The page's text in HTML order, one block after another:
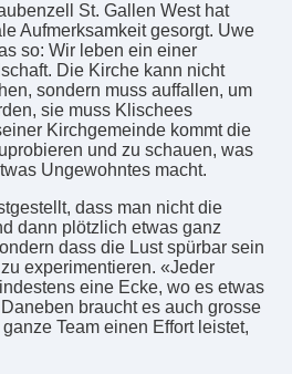
St. Gallen West hat
Aufmerksamkeit gesorgt. Uwe
so: Wir leben ein einer
Die Kirche kann nicht
sondern muss auffallen, um
sie muss Klischees
Kirchgemeinde kommt die
und zu schauen, was
Ungewohntes macht.
dass man nicht die
dann plötzlich etwas ganz
dass die Lust spürbar sein
experimentieren. «Jeder
eine Ecke, wo es etwas
braucht es auch grosse
Team einen Effort leistet,